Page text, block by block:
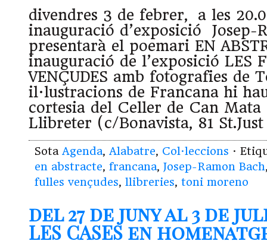
divendres 3 de febrer, a les
inauguració d’exposició Josep-
presentarà el poemari EN
inauguració de l’exposició LES
VENÇUDES amb fotografies de
il·lustracions de Francana hi
cortesia del Celler de Can Mata
Llibreter (c/Bonavista, 81 St.Just
Sota Agenda, Alabatre, Col·leccions ·
en abstracte, francana, Josep-Ramon Bach
fulles vençudes, llibreries, toni moreno
del 27 de juny al 3 de
LES CASES en